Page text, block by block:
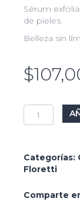
Sérum
de pieles.
Belleza sin
$
HidropeelX
-
Facial
cantidad
Categorías:
Floretti
Comparte